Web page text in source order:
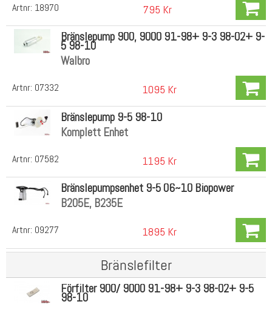
Artnr: 18970 795 Kr
Artnr: 07332
Bränslepump 900, 9000 91-98+ 9-3 98-02+ 9-
5 98-10
Walbro
1095 Kr
Artnr: 07582
Bränslepump 9-5 98-10
Komplett Enhet
1195 Kr
Artnr: 09277
Bränslepumpsenhet 9-5 06~10 Biopower
B205E, B235E
1895 Kr
Bränslefilter
Förfilter 900/ 9000 91-98+ 9-3 98-02+ 9-5
98-10